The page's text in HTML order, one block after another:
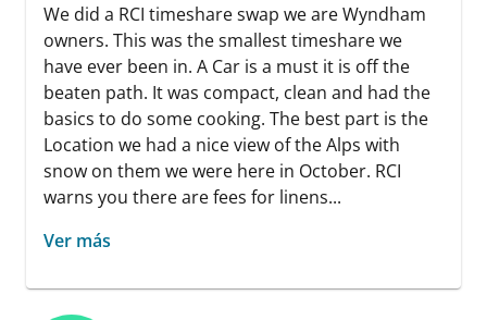
We did a RCI timeshare swap we are Wyndham
owners. This was the smallest timeshare we
have ever been in. A Car is a must it is off the
beaten path. It was compact, clean and had the
basics to do some cooking. The best part is the
Location we had a nice view of the Alps with
snow on them we were here in October. RCI
warns you there are fees for linens...
Ver más